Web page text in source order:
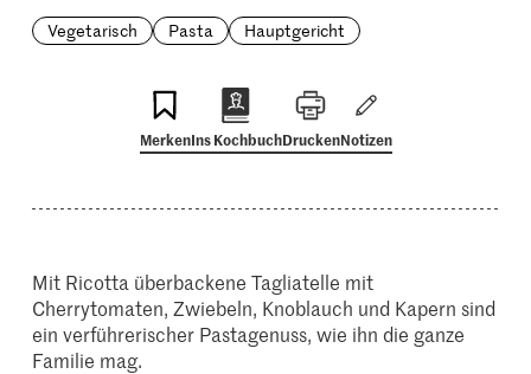
Vegetarisch
Pasta Hauptgericht
MerkenIns KochbuchDruckenNotizen
Mit Ricotta überbackene Tagliatelle mit
Cherrytomaten, Zwiebeln, Knoblauch und Kapern sind
ein verführerischer Pastagenuss, wie ihn die ganze
Familie mag.